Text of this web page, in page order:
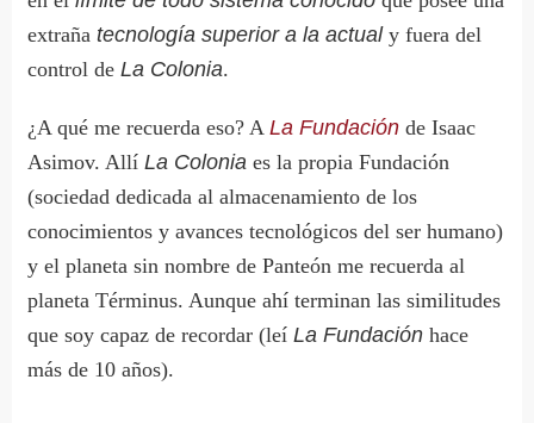
extrañatecnología superior a la actualy fuera del
control deLa Colonia.
¿A qué me recuerda eso? ALa Fundación de Isaac
Asimov. AllíLa Colonia es la propia Fundación
(sociedad dedicada al almacenamiento de los
conocimientos y avances tecnológicos del ser humano)
y el planeta sin nombre de Panteón me recuerda al
planeta Términus. Aunque ahí terminan las similitudes
que soy capaz de recordar (leíLa Fundación hace
más de 10 años).